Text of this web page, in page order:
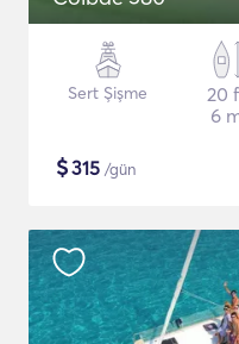
Sert Şişme
20
6
$315 /gün